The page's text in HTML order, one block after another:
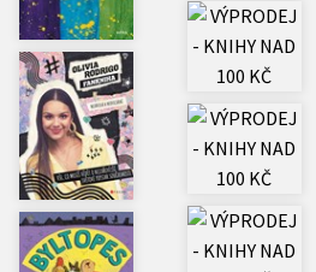
Kalendáře
Kariéra a osobní rozvoj
Komiks
Křížovky